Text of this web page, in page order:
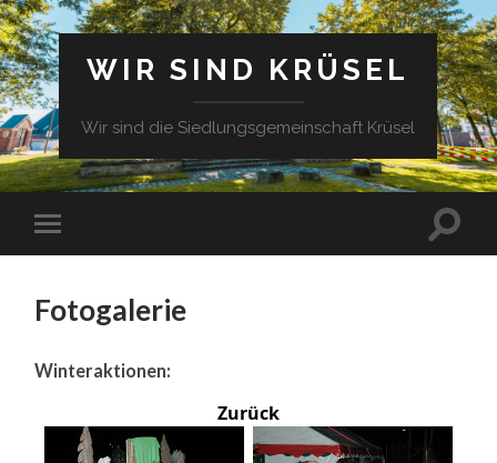
WIR SIND KRÜSEL
Wir sind die Siedlungsgemeinschaft Krüsel
Fotogalerie
Winteraktionen:
Zurück